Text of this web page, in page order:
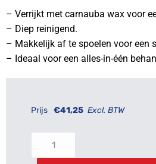
– Verrijkt met carnauba wax voor
– Diep reinigend.
– Makkelijk af te spoelen voor een
– Ideaal voor een alles-in-één
Prijs €41,25 Excl. BTW